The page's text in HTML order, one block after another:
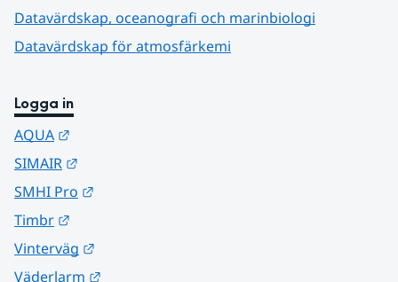
Datavärdskap, oceanografi och marinbiologi
Datavärdskap för atmosfärkemi
Logga in
AQUA
SIMAIR
SMHI Pro
Timbr
Vinterväg
Väderlarm